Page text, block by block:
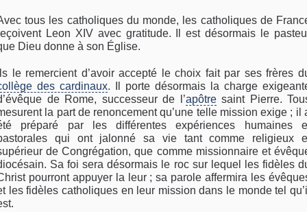
tous les catholiques du monde, les catholiques de
Leon XIV avec gratitude. Il est désormais le
Dieu donne à son Église.
le remercient d’avoir accepté le choix fait par ses frères
des cardinaux. Il porte désormais la charge
de Rome, successeur de l’apôtresaint Pierre.
la part de renoncement qu’une telle mission exige ; il
préparé par les différentes expériences humaines
qui ont jalonné sa vie tant comme religieux
de Congrégation, que comme missionnaire et
Sa foi sera désormais le roc sur lequel les fidèles
pourront appuyer la leur ; sa parole affermira les
les fidèles catholiques en leur mission dans le monde tel